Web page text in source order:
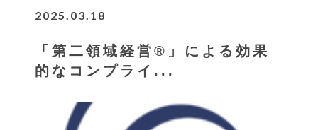
2025.03.18
「第二領域経営®」による効果
的なコンプライ...